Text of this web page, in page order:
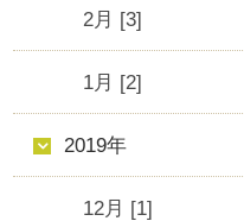
2月 [3]
1月 [2]
2019年
12月 [1]